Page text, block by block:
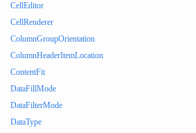
CellEditor
CellRenderer
ColumnGroupOrientation
ColumnHeaderItemLocation
ContentFit
DataFillMode
DataFilterMode
DataType